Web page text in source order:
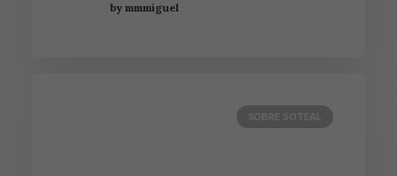
by mmmiguel
SOBRE SOTEAL